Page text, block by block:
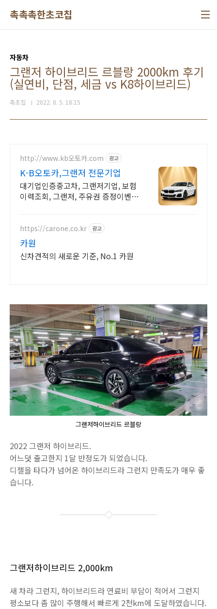
촉촉촉한초코칩
자동차
그랜저 하이브리드 르블랑 2000km 후기
(실연비, 단점, 세금 vs K8하이브리드)
촉초칩 2022. 8. 5. 18:15
http://www.kb오토카.com 광고
K-B오토카,그랜저 전문기업
대기업인증중고차, 그랜저기업, 보험
이력조회, 그랜저, 주유권 증정이벤트
매물전산연동
https://carone.co.kr 광고
카원
신차견적의 새로운 기준, No.1 카원
그랜저하이브리드 르블랑
2022 그랜저 하이브리드.
어느덧 출고한지 1달 반정도가 되었습니다.
디젤을 타다가 넘어온 하이브리드라 그런지 만족도가 매우 좋
습니다.
그랜저하이브리드 2,000km
새 차라 그런지, 하이브리드라 연료비 부담이 적어서 그런지
평소보다 좀 많이 주행해서 빠르게 2천km에 도달하였습니다.